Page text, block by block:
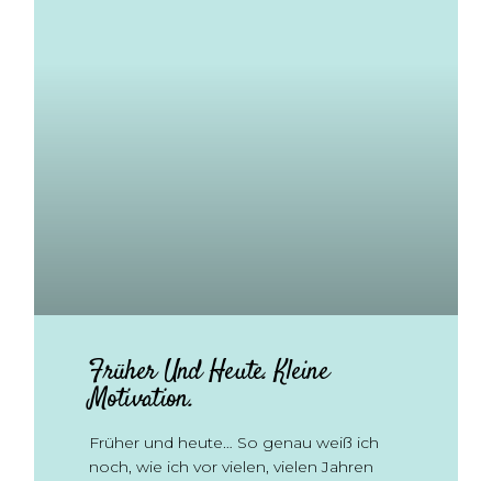
Früher Und Heute. Kleine
Motivation.
Früher und heute… So genau weiß ich
noch, wie ich vor vielen, vielen Jahren